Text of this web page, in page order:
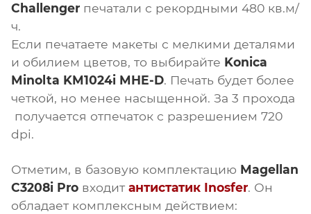
Challenger печатали с рекордными 480 кв.м/
ч.
Если печатаете макеты с мелкими деталями
и обилием цветов, то выбирайте Konica
Minolta KM1024i MHE-D. Печать будет более
четкой, но менее насыщенной. За 3 прохода
получается отпечаток с разрешением 720
dpi.
Отметим, в базовую комплектацию Magellan
C3208i Pro входитантистатик Inosfer. Он
обладает комплексным действием: